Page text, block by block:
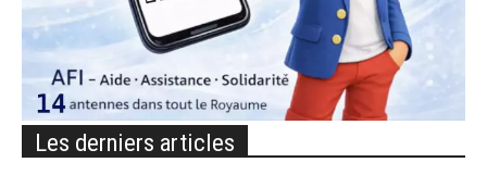
Les derniers articles